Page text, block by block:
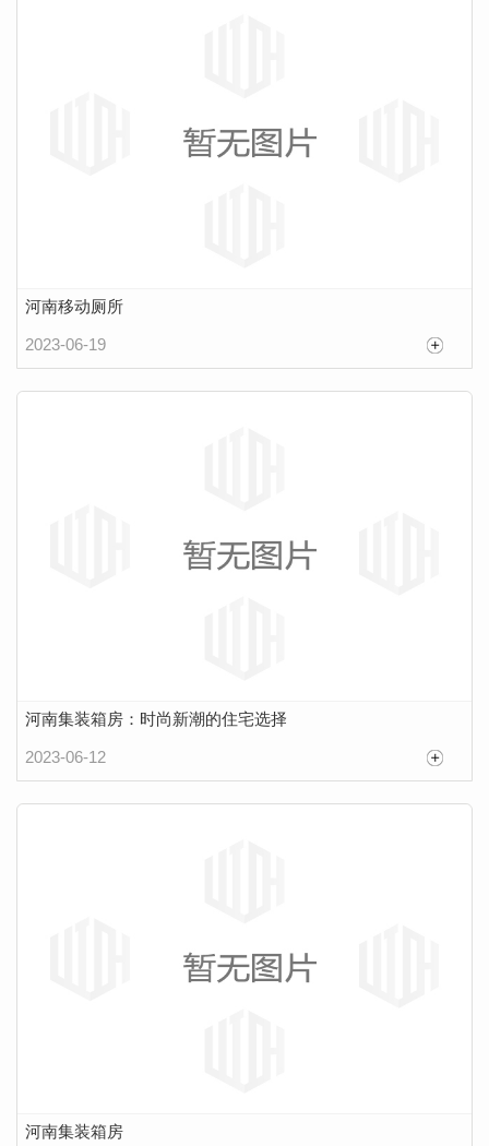
河南移动厕所
2023-06-19
河南集装箱房：时尚新潮的住宅选择
2023-06-12
河南集装箱房